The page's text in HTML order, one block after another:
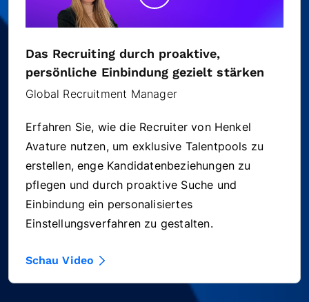
Das Recruiting durch proaktive,
persönliche Einbindung gezielt stärken
Global Recruitment Manager
Erfahren Sie, wie die Recruiter von Henkel
Avature nutzen, um exklusive Talentpools zu
erstellen, enge Kandidatenbeziehungen zu
pflegen und durch proaktive Suche und
Einbindung ein personalisiertes
Einstellungsverfahren zu gestalten.
Schau Video